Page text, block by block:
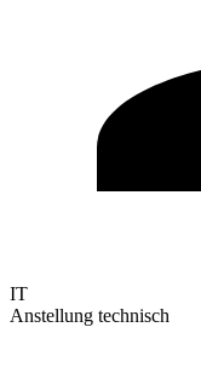
IT
Anstellung technisch